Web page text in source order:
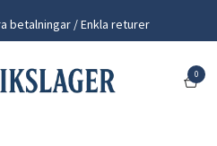
betalningar / Enkla returer
0